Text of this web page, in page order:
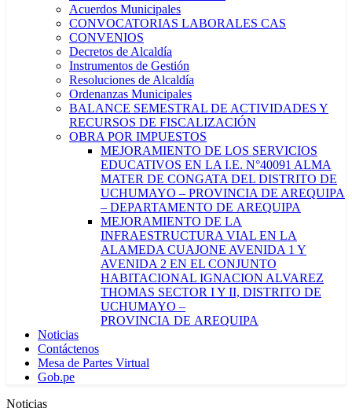
Acuerdos Municipales
CONVOCATORIAS LABORALES CAS
CONVENIOS
Decretos de Alcaldía
Instrumentos de Gestión
Resoluciones de Alcaldía
Ordenanzas Municipales
BALANCE SEMESTRAL DE ACTIVIDADES Y
RECURSOS DE FISCALIZACIÓN
OBRA POR IMPUESTOS
MEJORAMIENTO DE LOS SERVICIOS
EDUCATIVOS EN LA I.E. N°40091 ALMA
MATER DE CONGATA DEL DISTRITO DE
UCHUMAYO – PROVINCIA DE AREQUIPA
– DEPARTAMENTO DE AREQUIPA
MEJORAMIENTO DE LA
INFRAESTRUCTURA VIAL EN LA
ALAMEDA CUAJONE AVENIDA 1 Y
AVENIDA 2 EN EL CONJUNTO
HABITACIONAL IGNACION ALVAREZ
THOMAS SECTOR I Y II, DISTRITO DE
UCHUMAYO –
PROVINCIA DE AREQUIPA
Noticias
Contáctenos
Mesa de Partes Virtual
Gob.pe
Noticias